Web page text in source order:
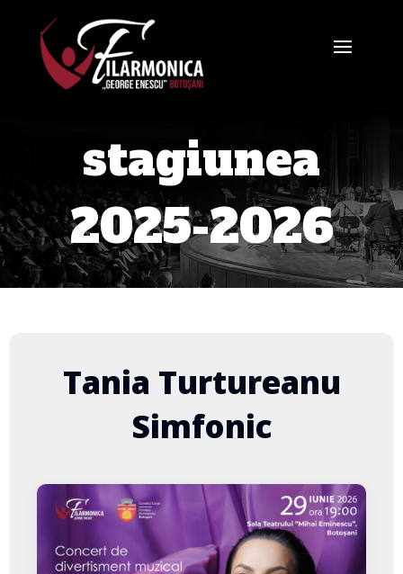
stagiunea
2025-2026
Tania Turtureanu
Simfonic